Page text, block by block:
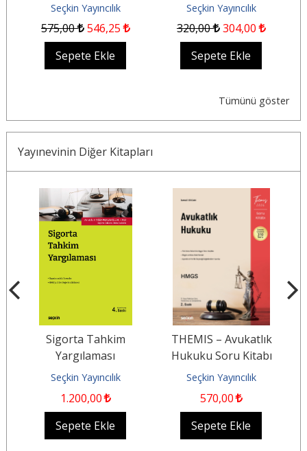
Seçkin Yayıncılık
575,00 546,25
Sepete Ekle
Seçkin Yayıncılık
320,00 304,00
Sepete Ekle
Tümünü göster
Yayınevinin Diğer Kitapları
Sigorta Tahkim
Yargılaması
Seçkin Yayıncılık
1.200,00
Sepete Ekle
THEMIS – Avukatlık
Hukuku Soru Kitabı
Seçkin Yayıncılık
570,00
Sepete Ekle